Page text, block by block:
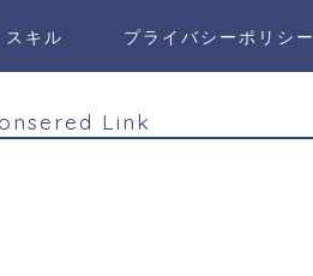
スキル プライバシーポリシー
Link